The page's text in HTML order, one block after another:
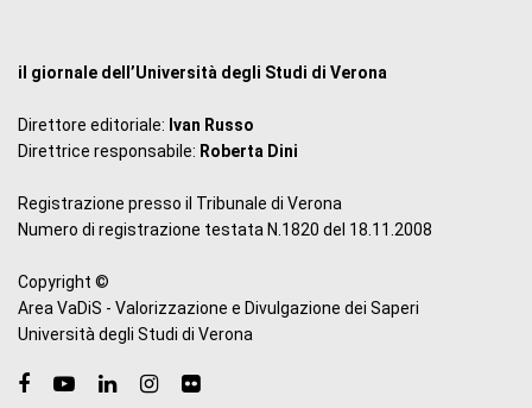
il giornale dell’Università degli Studi di Verona
Direttore editoriale: Ivan Russo
Direttrice responsabile: Roberta Dini
Registrazione presso il Tribunale di Verona
Numero di registrazione testata N.1820 del 18.11.2008
Copyright ©
Area VaDiS - Valorizzazione e Divulgazione dei Saperi
Università degli Studi di Verona